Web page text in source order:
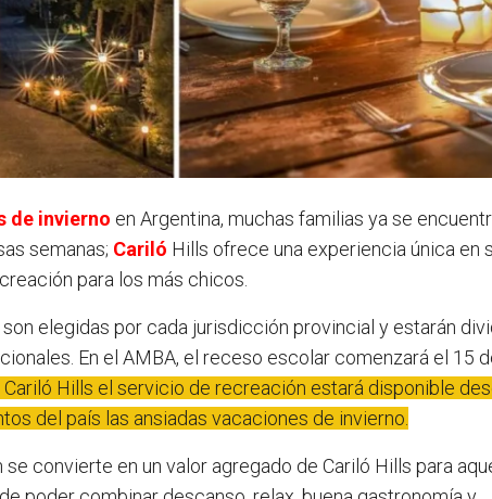
de invierno en Argentina, muchas familias ya se
semanas; Cariló Hills ofrece una experiencia única en
para los más chicos.
elegidas por cada jurisdicción provincial y estarán
En el AMBA, el receso escolar comenzará el 15
Cariló Hills el servicio de recreación estará disponible
del país las ansiadas vacaciones de invierno.
convierte en un valor agregado de Cariló Hills para